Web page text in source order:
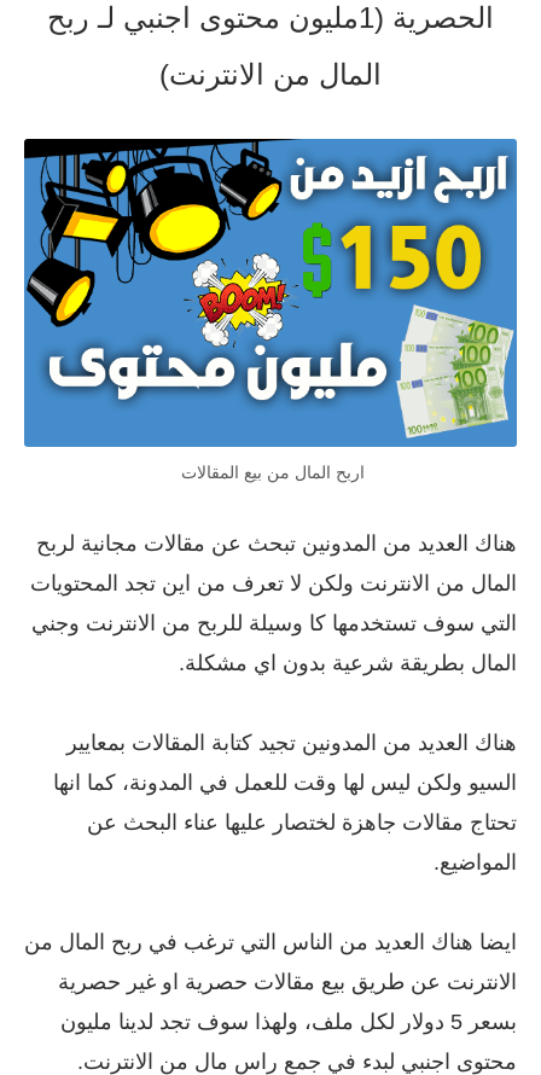
الحصرية (1مليون محتوى اجنبي لـ ربح
المال من الانترنت)
اربح المال من بيع المقالات
هناك العديد من المدونين تبحث عن مقالات مجانية لربح
المال من الانترنت ولكن لا تعرف من اين تجد المحتويات
التي سوف تستخدمها كا وسيلة للربح من الانترنت وجني
المال بطريقة شرعية بدون اي مشكلة.
هناك العديد من المدونين تجيد كتابة المقالات بمعايير
السيو ولكن ليس لها وقت للعمل في المدونة، كما انها
تحتاج مقالات جاهزة لختصار عليها عناء البحث عن
المواضيع.
ايضا هناك العديد من الناس التي ترغب في ربح المال من
الانترنت عن طريق بيع مقالات حصرية او غير حصرية
بسعر 5 دولار لكل ملف، ولهذا سوف تجد لدينا مليون
محتوى اجنبي لبدء في جمع راس مال من الانترنت.